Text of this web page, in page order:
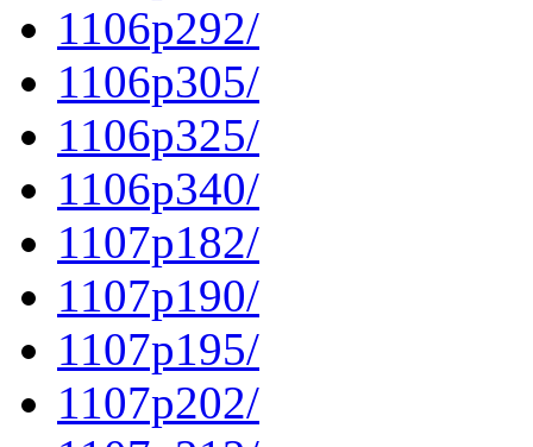
1106p292/
1106p305/
1106p325/
1106p340/
1107p182/
1107p190/
1107p195/
1107p202/